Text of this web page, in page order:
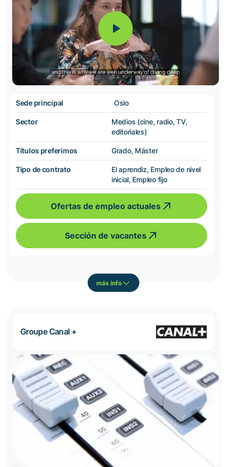
Sede principal Oslo
Sector
Medios (cine, radio, TV,
editoriales)
Títulos preferimos Grado, Máster
Tipo de contrato
El aprendiz, Empleo de nivel
inicial, Empleo fijo
Ofertas de empleo actuales
Sección de vacantes
más info
Groupe Canal +